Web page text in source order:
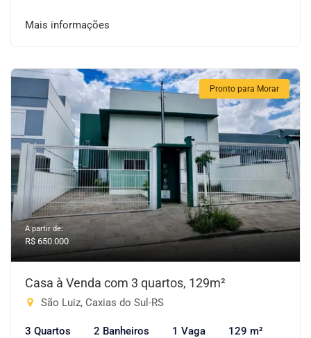
Mais informações
Pronto para Morar
A partir de:
R$ 650.000
Casa à Venda com 3 quartos, 129m²
São Luiz, Caxias do Sul-RS
3 Quartos 2 Banheiros 1 Vaga 129 m²